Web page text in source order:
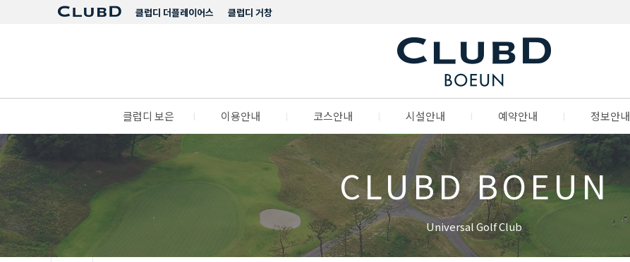
클럽디 거창
클럽디 더플레이어스
클럽디 보은 이용안내 코스안내 시설안내 예약안내 정보안내
CLUBD BOEUN
Universal Golf Club